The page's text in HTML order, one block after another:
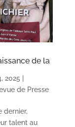
de la
2025
de Presse
dernier,
talent au